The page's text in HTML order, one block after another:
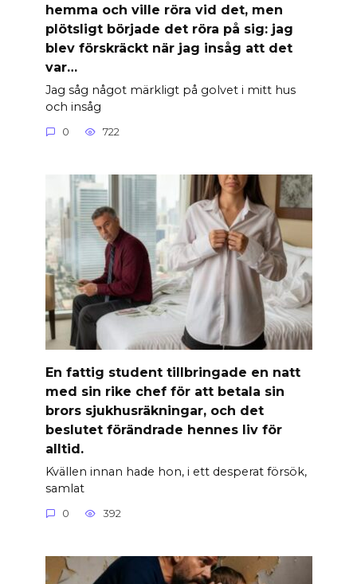
hemma och ville röra vid det, men
plötsligt började det röra på sig: jag
blev förskräckt när jag insåg att det
var…
Jag såg något märkligt på golvet i mitt hus
och insåg
0 722
En fattig student tillbringade en natt
med sin rike chef för att betala sin
brors sjukhusräkningar, och det
beslutet förändrade hennes liv för
alltid.
Kvällen innan hade hon, i ett desperat försök,
samlat
0 392